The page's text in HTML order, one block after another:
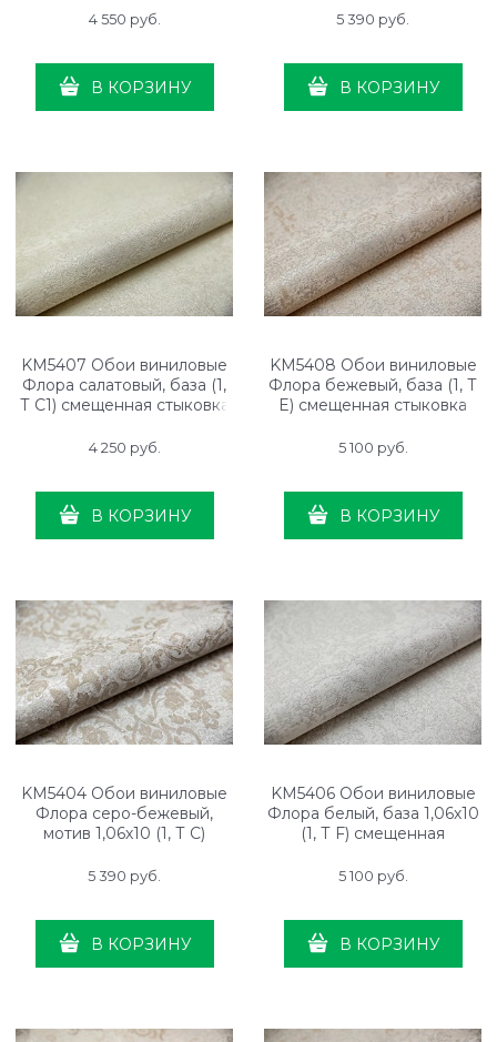
4 550 руб.
В КОРЗИНУ
5 390 руб.
В КОРЗИНУ
KM5407 Обои виниловые
Флора салатовый, база (1,
Т C1) смещенная стыковка
4 250 руб.
В КОРЗИНУ
KM5408 Обои виниловые
Флора бежевый, база (1, Т
E) смещенная стыковка
5 100 руб.
В КОРЗИНУ
KM5404 Обои виниловые
Флора серо-бежевый,
мотив 1,06х10 (1, Т C)
5 390 руб.
В КОРЗИНУ
KM5406 Обои виниловые
Флора белый, база 1,06х10
(1, Т F) смещенная
5 100 руб.
В КОРЗИНУ